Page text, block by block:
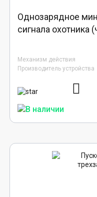
Однозарядное
сигнала охотника
Механизм действия
Производитель устройства